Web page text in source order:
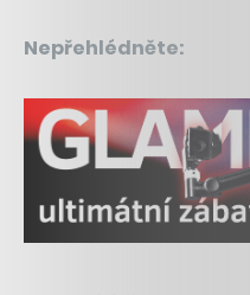
Nepřehlédněte: